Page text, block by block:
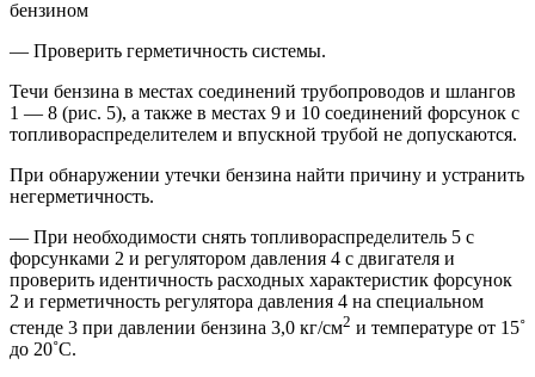
— Проверить герметичность системы.
Течи бензина в местах соединений трубопроводов и шлангов
1 — 8 (рис. 5), а также в местах 9 и 10 соединений форсунок с
топливораспределителем и впускной трубой не допускаются.
При обнаружении утечки бензина найти причину и устранить
негерметичность.
— При необходимости снять топливораспределитель 5 с
форсунками 2 и регулятором давления 4 с двигателя и
проверить идентичность расходных характеристик форсунок
2 и герметичность регулятора давления 4 на специальном
стенде 3 при давлении бензина 3,0 кг/см2 и температуре от 15˚
до 20˚С.